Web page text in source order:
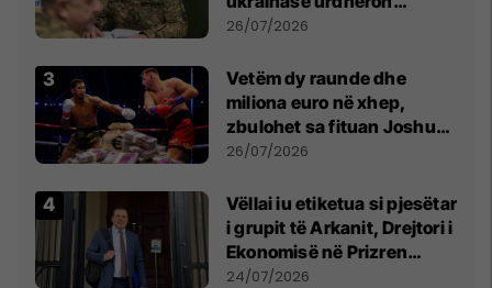
kontroll të madh
26/07/2026
Vetëm dy raunde dhe
miliona euro në xhep,
zbulohet sa fituan Joshua
e Prenga
26/07/2026
Vëllai iu etiketua si pjesëtar
i grupit të Arkanit, Drejtori i
Ekonomisë në Prizren
mohon pretendimet
24/07/2026